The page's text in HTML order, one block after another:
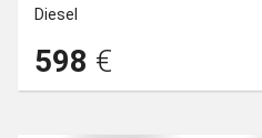
Diesel
598 €